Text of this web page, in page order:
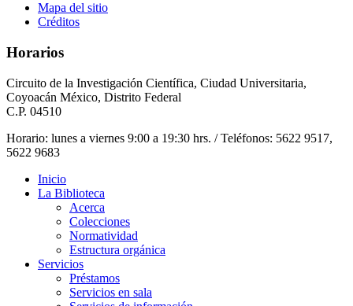
Mapa del sitio
Créditos
Horarios
Circuito de la Investigación Científica, Ciudad Universitaria,
Coyoacán México, Distrito Federal
C.P. 04510
Horario: lunes a viernes 9:00 a 19:30 hrs. / Teléfonos: 5622 9517,
5622 9683
Inicio
La Biblioteca
Acerca
Colecciones
Normatividad
Estructura orgánica
Servicios
Préstamos
Servicios en sala